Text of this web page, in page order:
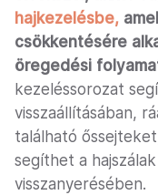
hajkezelésbe,
csökkentésére
öregedési
kezeléssorozat
visszaállításában,
található
segíthet a
visszanyerésében.